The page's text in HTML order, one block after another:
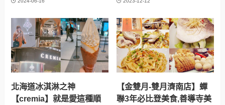
北海道冰淇淋之神
【cremia】就是愛這種順
【金雙月-雙月濟南店】蟬
聯3年必比登美食,善導寺美